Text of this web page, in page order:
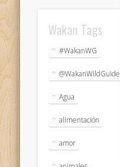
Wakan Tags
#WakanWG
@WakanWildGuide
Agua
alimentación
amor